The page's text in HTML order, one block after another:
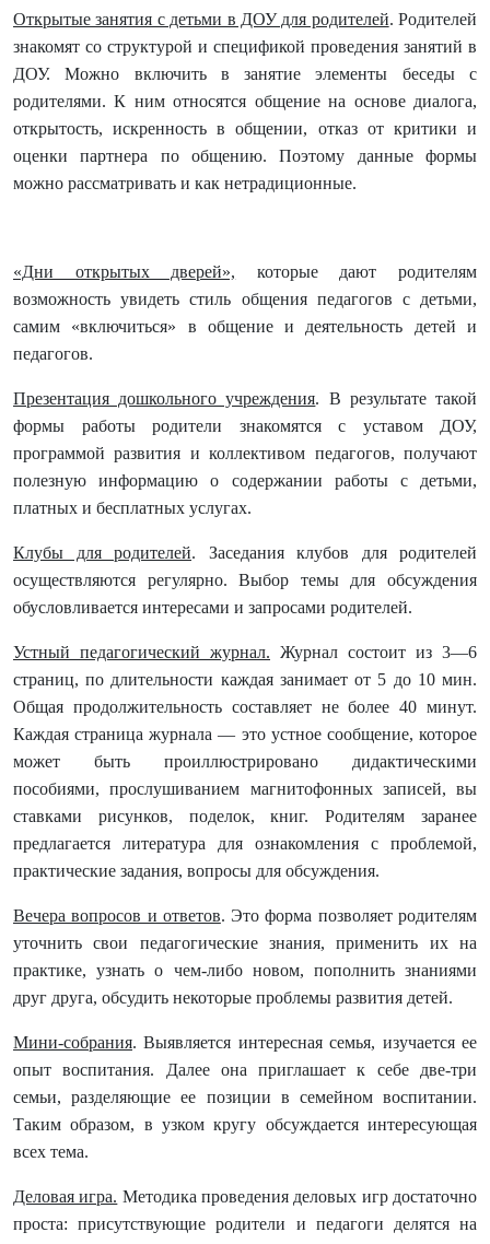
Открытые занятия с детьми в ДОУ для родителей. Родителей
знакомят со структурой и спецификой проведения занятий в
ДОУ. Можно включить в занятие элементы беседы с
родителями. К ним относятся общение на основе диалога,
открытость, искренность в общении, отказ от критики и
оценки партнера по общению. Поэтому данные формы
можно рассматривать и как нетрадиционные.
«Дни открытых дверей», которые дают родителям
возможность увидеть стиль общения педагогов с детьми,
самим «включиться» в общение и деятельность детей и
педагогов.
Презентация дошкольного учреждения. В результате такой
формы работы родители знакомятся с уставом ДОУ,
программой развития и коллективом педагогов, получают
полезную информацию о содержании работы с детьми,
платных и бесплатных услугах.
Клубы для родителей. Заседания клубов для родителей
осуществляются регулярно. Выбор темы для обсуждения
обусловливается интересами и запросами родителей.
Устный педагогический журнал. Журнал состоит из 3—6
страниц, по длительности каждая занимает от 5 до 10 мин.
Общая продолжительность составляет не более 40 минут.
Каждая страница журнала — это устное сообщение, которое
может быть проиллюстрировано дидактическими
пособиями, прослушиванием магнитофонных записей, вы
ставками рисунков, поделок, книг. Родителям заранее
предлагается литература для ознакомления с проблемой,
практические задания, вопросы для обсуждения.
Вечера вопросов и ответов. Это форма позволяет родителям
уточнить свои педагогические знания, применить их на
практике, узнать о чем-либо новом, пополнить знаниями
друг друга, обсудить некоторые проблемы развития детей.
Мини-собрания. Выявляется интересная семья, изучается ее
опыт воспитания. Далее она приглашает к себе две-три
семьи, разделяющие ее позиции в семейном воспитании.
Таким образом, в узком кругу обсуждается интересующая
всех тема.
Деловая игра. Методика проведения деловых игр достаточно
проста: присутствующие родители и педагоги делятся на